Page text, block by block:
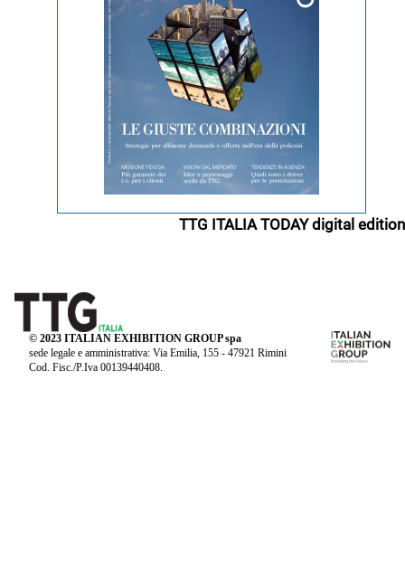
TTG ITALIA TODAY digital edition
© 2023 ITALIAN EXHIBITION GROUP spa
sede legale e amministrativa: Via Emilia, 155 - 47921 Rimini
Cod. Fisc./P.Iva 00139440408.